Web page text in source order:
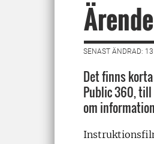
SENAST ÄNDRAD:
Det finns
Public 360, till
om